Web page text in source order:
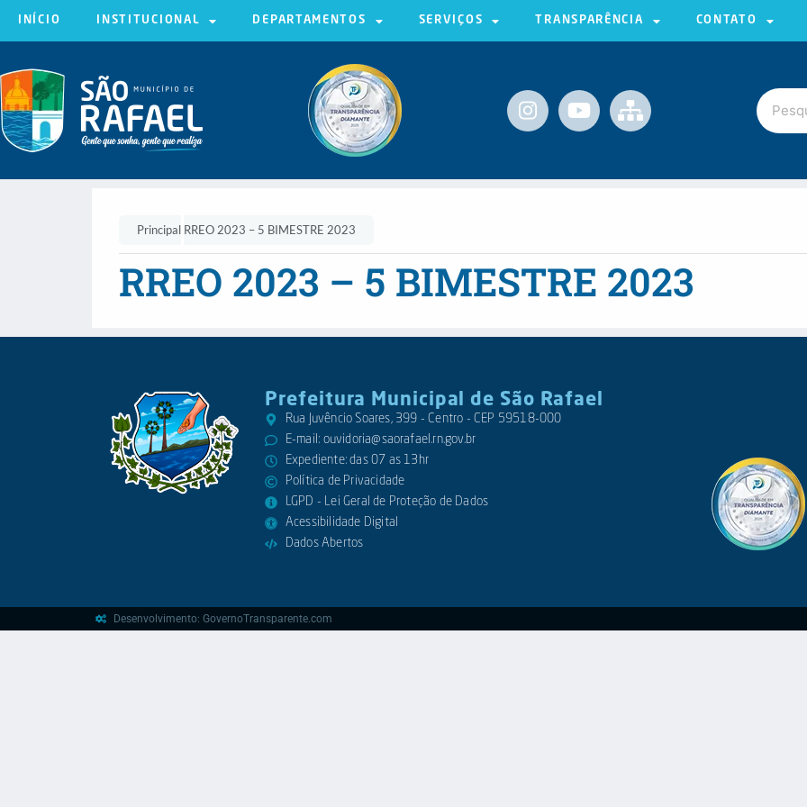
INÍCIO INSTITUCIONAL DEPARTAMENTOS SERVIÇOS TRANSPARÊNCIA CONTATO
Principal RREO 2023 – 5 BIMESTRE 2023
RREO 2023 – 5 BIMESTRE 2023
Prefeitura Municipal de São Rafael
Rua Juvêncio Soares, 399 - Centro - CEP 59518-000
E-mail: ouvidoria@saorafael.rn.gov.br
Expediente: das 07 as 13hr
Política de Privacidade
LGPD - Lei Geral de Proteção de Dados
Acessibilidade Digital
Dados Abertos
Desenvolvimento: GovernoTransparente.com